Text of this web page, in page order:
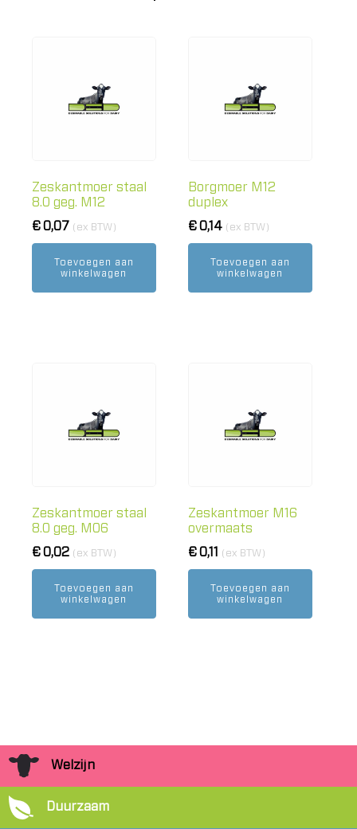
Zeskantmoer staal
8.0 geg. M12
€0,07 (ex BTW)
Toevoegen aan
winkelwagen
Borgmoer M12
duplex
€0,14 (ex BTW)
Toevoegen aan
winkelwagen
Zeskantmoer staal
8.0 geg. M06
€0,02 (ex BTW)
Toevoegen aan
winkelwagen
Zeskantmoer M16
overmaats
€0,11 (ex BTW)
Toevoegen aan
winkelwagen
Welzijn
Duurzaam